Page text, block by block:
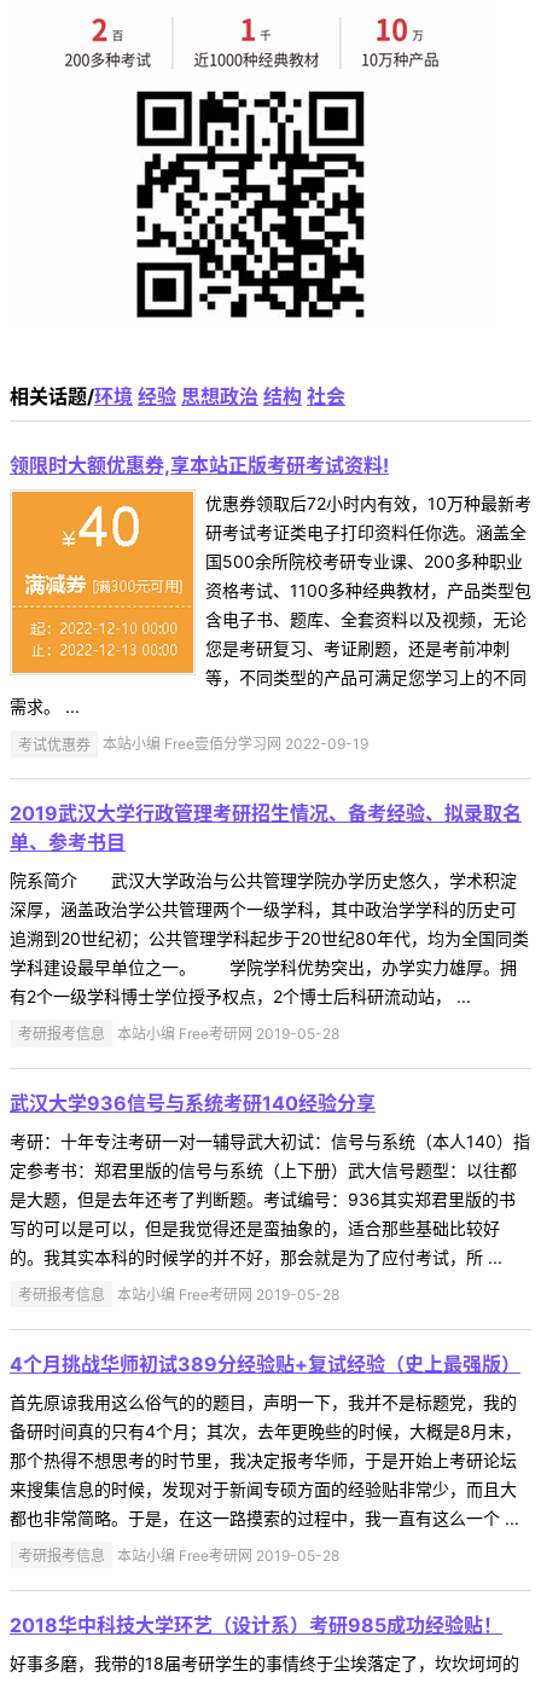
相关话题/环境 经验 思想政治 结构 社会
领限时大额优惠券,享本站正版考研考试资料!
优惠券领取后72小时内有效，10万种最新考
研考试考证类电子打印资料任你选。涵盖全
国500余所院校考研专业课、200多种职业
资格考试、1100多种经典教材，产品类型包
含电子书、题库、全套资料以及视频，无论
您是考研复习、考证刷题，还是考前冲刺
等，不同类型的产品可满足您学习上的不同
需求。 ...
考试优惠券 本站小编 Free壹佰分学习网 2022-09-19
2019武汉大学行政管理考研招生情况、备考经验、拟录取名
单、参考书目
院系简介 武汉大学政治与公共管理学院办学历史悠久，学术积淀
深厚，涵盖政治学公共管理两个一级学科，其中政治学学科的历史可
追溯到20世纪初；公共管理学科起步于20世纪80年代，均为全国同类
学科建设最早单位之一。 学院学科优势突出，办学实力雄厚。拥
有2个一级学科博士学位授予权点，2个博士后科研流动站， ...
考研报考信息 本站小编 Free考研网 2019-05-28
武汉大学936信号与系统考研140经验分享
考研：十年专注考研一对一辅导武大初试：信号与系统（本人140）指
定参考书：郑君里版的信号与系统（上下册）武大信号题型：以往都
是大题，但是去年还考了判断题。考试编号：936其实郑君里版的书
写的可以是可以，但是我觉得还是蛮抽象的，适合那些基础比较好
的。我其实本科的时候学的并不好，那会就是为了应付考试，所 ...
考研报考信息 本站小编 Free考研网 2019-05-28
4个月挑战华师初试389分经验贴+复试经验（史上最强版）
首先原谅我用这么俗气的的题目，声明一下，我并不是标题党，我的
备研时间真的只有4个月；其次，去年更晚些的时候，大概是8月末，
那个热得不想思考的时节里，我决定报考华师，于是开始上考研论坛
来搜集信息的时候，发现对于新闻专硕方面的经验贴非常少，而且大
都也非常简略。于是，在这一路摸索的过程中，我一直有这么一个 ...
考研报考信息 本站小编 Free考研网 2019-05-28
2018华中科技大学环艺（设计系）考研985成功经验贴！
好事多磨，我带的18届考研学生的事情终于尘埃落定了，坎坎坷坷的